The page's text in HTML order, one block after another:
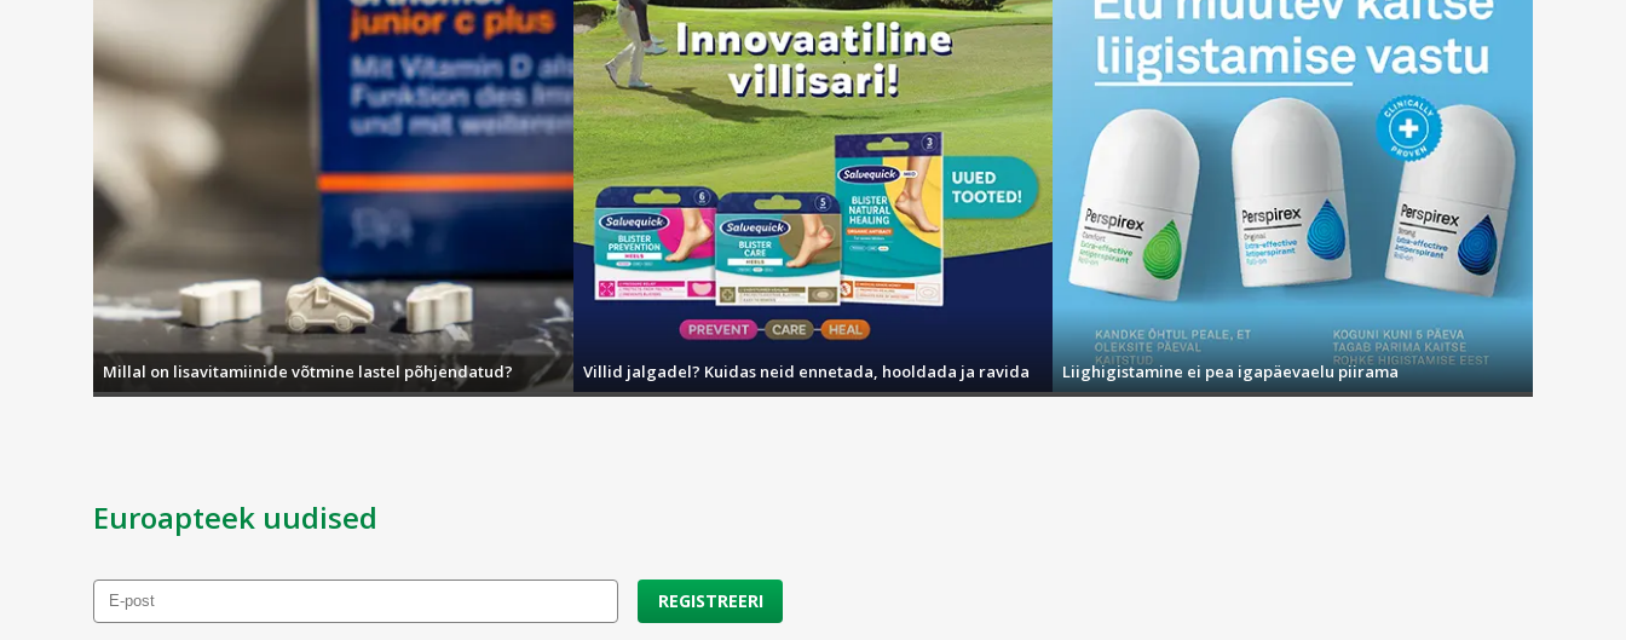
AS Sirowa Tallinn, Salve 2c, 11612 Tallinn, Eesti. Tel: +372 6830700
Toote kood:7003275
Millal on lisavitamiinide võtmine lastel põhjendatud? Villid jalgadel? Kuidas neid ennetada, hooldada ja ravida Liighigistamine ei pea igapäevaelu piirama
Euroapteek uudised
REGISTREERI